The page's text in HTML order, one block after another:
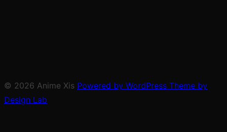
© 2026 Anime Xis Powered by WordPress Theme by
Design Lab